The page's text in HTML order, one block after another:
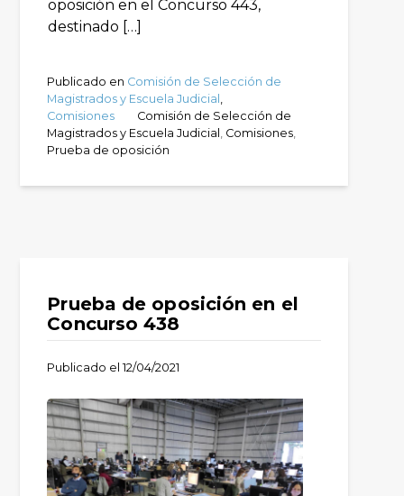
oposición en el Concurso 443,
destinado […]
Publicado en Comisión de Selección de
Magistrados y Escuela Judicial
Comisiones
Comisión de Selección de
Magistrados y Escuela Judicial
Comisiones
Prueba de oposición
Prueba de oposición en el
Concurso 438
Publicado el12/04/2021